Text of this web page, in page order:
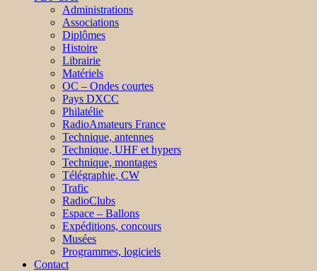
Administrations
Associations
Diplômes
Histoire
Librairie
Matériels
OC – Ondes courtes
Pays DXCC
Philatélie
RadioAmateurs France
Technique, antennes
Technique, UHF et hypers
Technique, montages
Télégraphie, CW
Trafic
RadioClubs
Espace – Ballons
Expéditions, concours
Musées
Programmes, logiciels
Contact